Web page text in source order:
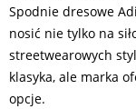
Spodnie dresowe
nosić nie tylko na
streetwearowych
klasyka, ale marka
opcje.